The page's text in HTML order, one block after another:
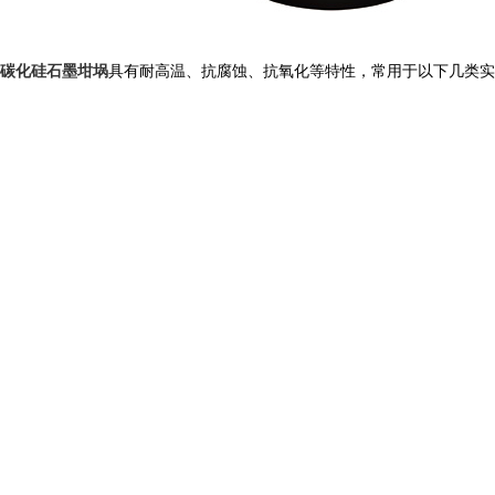
碳化硅石墨坩埚具有耐高温、抗腐蚀、抗氧化等特性，常用于以下几类